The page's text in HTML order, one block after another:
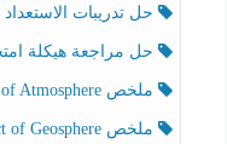
حل تدريبات الاستعداد
حل مراجعة هيكلة امتحان
ملخص Effect of Atmosphere حسب الهيكل الوزاري العلوم المتكاملة الصف الخامس انسبير الفصل الثالث
ملخص Effect of Geosphere حسب الهيكل الوزاري العلوم المتكاملة الصف الخامس انسبير الفصل الثالث